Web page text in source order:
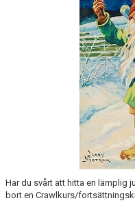
ANTIMOBBING
VANLIGA FRÅGOR
Har du svårt att hitta en lämplig
bort en Crawlkurs/